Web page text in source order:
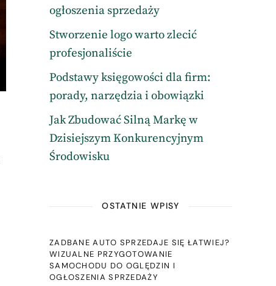
ogłoszenia sprzedaży
Stworzenie logo warto zlecić
profesjonaliście
Podstawy księgowości dla firm:
porady, narzędzia i obowiązki
Jak Zbudować Silną Markę w
Dzisiejszym Konkurencyjnym
Środowisku
OSTATNIE WPISY
ZADBANE AUTO SPRZEDAJE SIĘ ŁATWIEJ?
WIZUALNE PRZYGOTOWANIE
SAMOCHODU DO OGLĘDZIN I
OGŁOSZENIA SPRZEDAŻY